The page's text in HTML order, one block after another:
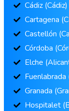
Cádiz (Cádiz)
Cartagena
Castellón
Córdoba
Elche
Fuenlabrada
Granada
Hospitalet